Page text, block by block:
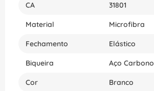
CA 31801
Material Microfibra
Fechamento Elástico
Biqueira Aço Carbono
Cor Branco